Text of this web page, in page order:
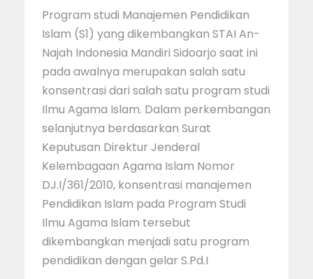
Program studi Manajemen Pendidikan
Islam (S1) yang dikembangkan STAI An-
Najah Indonesia Mandiri Sidoarjo saat ini
pada awalnya merupakan salah satu
konsentrasi dari salah satu program studi
Ilmu Agama Islam. Dalam perkembangan
selanjutnya berdasarkan Surat
Keputusan Direktur Jenderal
Kelembagaan Agama Islam Nomor
DJ.I/361/2010, konsentrasi manajemen
Pendidikan Islam pada Program Studi
Ilmu Agama Islam tersebut
dikembangkan menjadi satu program
pendidikan dengan gelar S.Pd.I